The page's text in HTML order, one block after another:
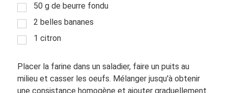
50 g de beurre fondu
2 belles bananes
1 citron
Placer la farine dans un saladier, faire un puits au
milieu et casser les oeufs. Mélanger jusqu'à obtenir
une consistance homogène et ajouter graduellement